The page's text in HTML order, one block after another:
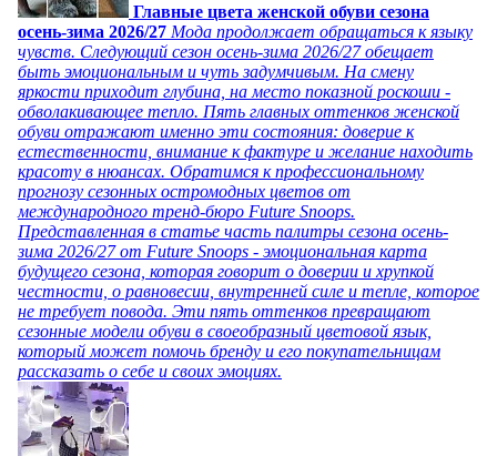
Главные цвета женской обуви сезона
осень-зима 2026/27 Мода продолжает обращаться к языку
чувств. Следующий сезон осень-зима 2026/27 обещает
быть эмоциональным и чуть задумчивым. На смену
яркости приходит глубина, на место показной роскоши -
обволакивающее тепло. Пять главных оттенков женской
обуви отражают именно эти состояния: доверие к
естественности, внимание к фактуре и желание находить
красоту в нюансах. Обратимся к профессиональному
прогнозу сезонных остромодных цветов от
международного тренд-бюро Future Snoops.
Представленная в статье часть палитры сезона осень-
зима 2026/27 от Future Snoops - эмоциональная карта
будущего сезона, которая говорит о доверии и хрупкой
честности, о равновесии, внутренней силе и тепле, которое
не требует повода. Эти пять оттенков превращают
сезонные модели обуви в своеобразный цветовой язык,
который может помочь бренду и его покупательницам
рассказать о себе и своих эмоциях.